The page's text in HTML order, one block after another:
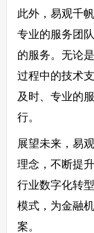
此外，易观千
专业的服务团
的服务。无论
过程中的技术
及时、专业的
行。
展望未来，易
理念，不断提
行业数字化转
模式，为金融
案。